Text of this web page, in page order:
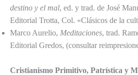
destino y el mal, ed. y trad. de José
Editorial Trotta, Col. «Clásicos de la
Marco Aurelio, Meditaciones, trad.
Editorial Gredos, (consultar
Cristianismo Primitivo, Patrística y